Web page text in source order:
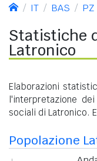
IT BAS PZ
Statistiche
Latronico
Elaborazioni
l'interpretazione
sociali di Latronico.
Popolazione